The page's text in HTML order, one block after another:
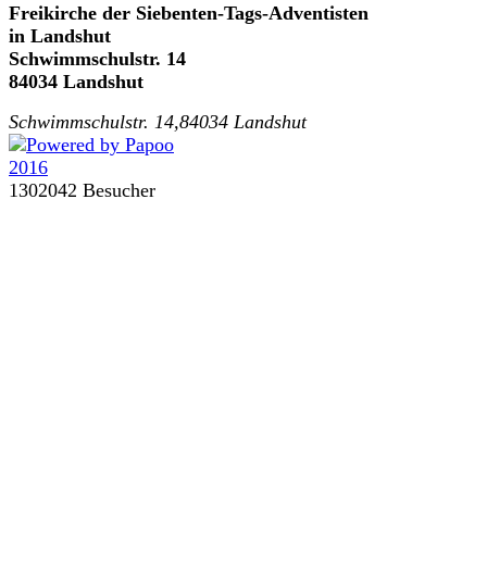
Freikirche der Siebenten-Tags-Adventisten
in Landshut
Schwimmschulstr. 14
84034 Landshut
Schwimmschulstr. 14,84034 Landshut
1302042 Besucher